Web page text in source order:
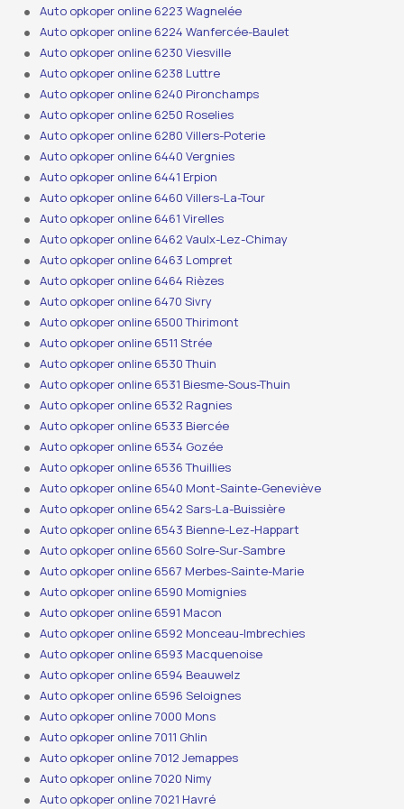
Auto opkoper online 6223 Wagnelée
Auto opkoper online 6224 Wanfercée-Baulet
Auto opkoper online 6230 Viesville
Auto opkoper online 6238 Luttre
Auto opkoper online 6240 Pironchamps
Auto opkoper online 6250 Roselies
Auto opkoper online 6280 Villers-Poterie
Auto opkoper online 6440 Vergnies
Auto opkoper online 6441 Erpion
Auto opkoper online 6460 Villers-La-Tour
Auto opkoper online 6461 Virelles
Auto opkoper online 6462 Vaulx-Lez-Chimay
Auto opkoper online 6463 Lompret
Auto opkoper online 6464 Rièzes
Auto opkoper online 6470 Sivry
Auto opkoper online 6500 Thirimont
Auto opkoper online 6511 Strée
Auto opkoper online 6530 Thuin
Auto opkoper online 6531 Biesme-Sous-Thuin
Auto opkoper online 6532 Ragnies
Auto opkoper online 6533 Biercée
Auto opkoper online 6534 Gozée
Auto opkoper online 6536 Thuillies
Auto opkoper online 6540 Mont-Sainte-Geneviève
Auto opkoper online 6542 Sars-La-Buissière
Auto opkoper online 6543 Bienne-Lez-Happart
Auto opkoper online 6560 Solre-Sur-Sambre
Auto opkoper online 6567 Merbes-Sainte-Marie
Auto opkoper online 6590 Momignies
Auto opkoper online 6591 Macon
Auto opkoper online 6592 Monceau-Imbrechies
Auto opkoper online 6593 Macquenoise
Auto opkoper online 6594 Beauwelz
Auto opkoper online 6596 Seloignes
Auto opkoper online 7000 Mons
Auto opkoper online 7011 Ghlin
Auto opkoper online 7012 Jemappes
Auto opkoper online 7020 Nimy
Auto opkoper online 7021 Havré